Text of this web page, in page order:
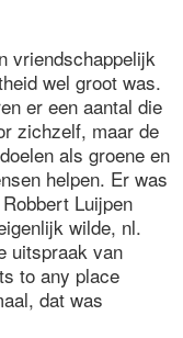
vriendschappelijk
wel groot was.
er een aantal die
zichzelf, maar de
als groene en
helpen. Er was
Luijpen
wilde, nl.
uitspraak van
to any place
dat was